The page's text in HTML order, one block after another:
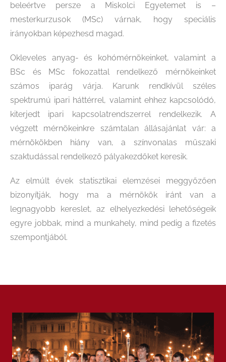
beleértve persze a Miskolci Egyetemet is –
mesterkurzusok (MSc) várnak, hogy speciális
irányokban képezhesd magad.
Okleveles anyag- és kohómérnökeinket, valamint a
BSc és MSc fokozattal rendelkező mérnökeinket
számos iparág várja. Karunk rendkívül széles
spektrumú ipari háttérrel, valamint ehhez kapcsolódó,
kiterjedt ipari kapcsolatrendszerrel rendelkezik. A
végzett mérnökeinkre számtalan állásajánlat vár: a
mérnökökben hiány van, a színvonalas műszaki
szaktudással rendelkező pályakezdőket keresik.
Az elmúlt évek statisztikai elemzései meggyőzően
bizonyítják, hogy ma a mérnökök iránt van a
legnagyobb kereslet, az elhelyezkedési lehetőségeik
egyre jobbak, mind a munkahely, mind pedig a fizetés
szempontjából.